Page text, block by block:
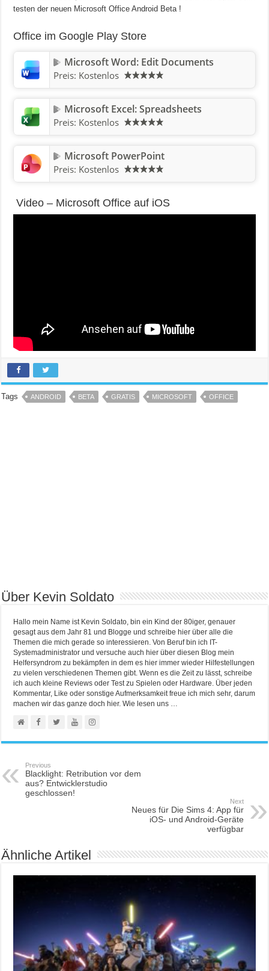
testen der neuen Microsoft Office Android Beta !
Office im Google Play Store
Microsoft Word: Edit Documents
Preis: Kostenlos
Microsoft Excel: Spreadsheets
Preis: Kostenlos
Microsoft PowerPoint
Preis: Kostenlos
Video – Microsoft Office auf iOS
Tags ANDROID BETA GRATIS MICROSOFT OFFICE
Über Kevin Soldato
Hallo mein Name ist Kevin Soldato, bin ein Kind der 80iger, genauer
gesagt aus dem Jahr 81 und Blogge und schreibe hier über alle die
Themen die mich gerade so interessieren. Von Beruf bin ich IT-
Systemadministrator und versuche auch hier über diesen Blog mein
Helfersyndrom zu bekämpfen in dem es hier immer wieder Hilfestellungen
zu vielen verschiedenen Themen gibt. Wenn es die Zeit zu lässt, schreibe
ich auch kleine Reviews oder Test zu Spielen oder Hardware. Über jeden
Kommentar, Like oder sonstige Aufmerksamkeit freue ich mich sehr, darum
machen wir das ganze doch hier. Wie lesen uns …
Previous
Blacklight: Retribution vor dem
aus? Entwicklerstudio
geschlossen!
Next
Neues für Die Sims 4: App für
iOS- und Android-Geräte
verfügbar
Ähnliche Artikel